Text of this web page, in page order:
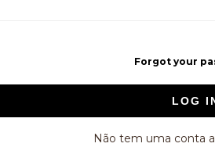
Forgot your
LOG
Não tem uma conta